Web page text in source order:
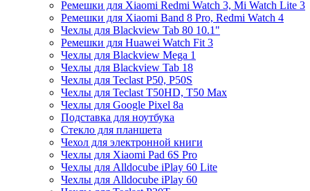
Ремешки для Xiaomi Redmi Watch 3, Mi Watch Lite 3
Ремешки для Xiaomi Band 8 Pro, Redmi Watch 4
Чехлы для Blackview Tab 80 10.1"
Ремешки для Huawei Watch Fit 3
Чехлы для Blackview Mega 1
Чехлы для Blackview Tab 18
Чехлы для Teclast P50, P50S
Чехлы для Teclast T50HD, T50 Max
Чехлы для Google Pixel 8a
Подставка для ноутбука
Стекло для планшета
Чехол для электронной книги
Чехлы для Xiaomi Pad 6S Pro
Чехлы для Alldocube iPlay 60 Lite
Чехлы для Alldocube iPlay 60